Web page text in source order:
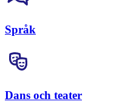
Språk
Dans och teater